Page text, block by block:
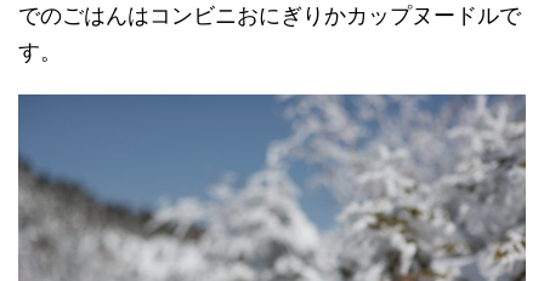
でのごはんはコンビニおにぎりかカップヌードルで
す。